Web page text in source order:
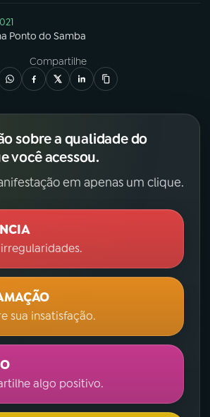
Ponto do Samba
Compartilhe
sobre a qualidade do
você acessou.
em apenas um clique.
sua insatisfação.
algo positivo.